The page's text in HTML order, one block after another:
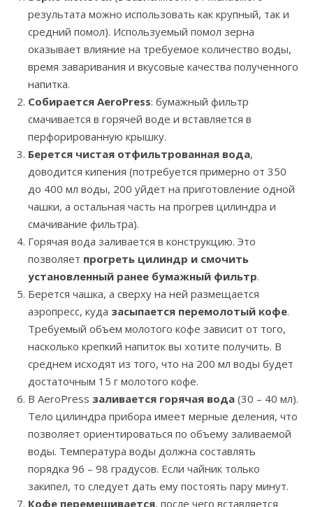
результата можно использовать как крупный, так и
средний помол). Используемый помол зерна
оказывает влияние на требуемое количество воды,
время заваривания и вкусовые качества полученного
напитка.
Собирается AeroPress: бумажный фильтр
смачивается в горячей воде и вставляется в
перфорированную крышку.
Берется чистая отфильтрованная вода,
доводится кипения (потребуется примерно от 350
до 400 мл воды, 200 уйдет на приготовление одной
чашки, а остальная часть на прогрев цилиндра и
смачивание фильтра).
Горячая вода заливается в конструкцию. Это
позволяет прогреть цилиндр и смочить
установленный ранее бумажный фильтр.
Берется чашка, а сверху на ней размещается
аэропресс, куда засыпается перемолотый кофе.
Требуемый объем молотого кофе зависит от того,
насколько крепкий напиток вы хотите получить. В
среднем исходят из того, что на 200 мл воды будет
достаточным 15 г молотого кофе.
В AeroPress заливается горячая вода (30 – 40 мл).
Тело цилиндра прибора имеет мерные деления, что
позволяет ориентироваться по объему заливаемой
воды. Температура воды должна составлять
порядка 96 – 98 градусов. Если чайник только
закипел, то следует дать ему постоять пару минут.
Кофе перемешивается, после чего вставляется